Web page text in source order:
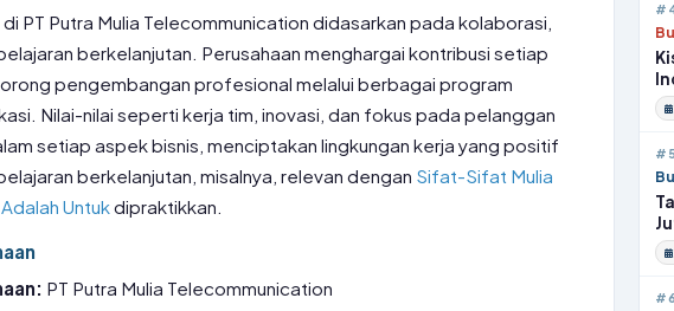
PT Putra Mulia Telecommunication didasarkan pada kolaborasi,
berkelanjutan. Perusahaan menghargai kontribusi setiap
pengembangan profesional melalui berbagai program
Nilai-nilai seperti kerja tim, inovasi, dan fokus pada pelanggan
setiap aspek bisnis, menciptakan lingkungan kerja yang positif
berkelanjutan, misalnya, relevan dengan Sifat-Sifat Mulia
Untukdipraktikkan.
PT Putra Mulia Telecommunication
#5
#6